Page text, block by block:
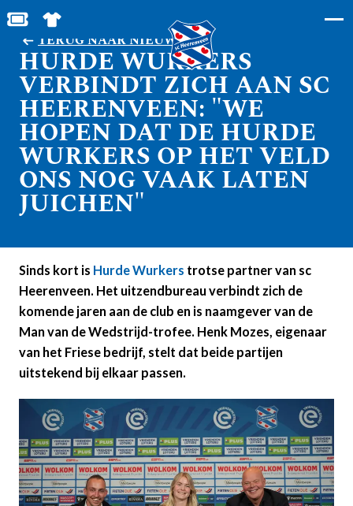
MIJN TOEGANGS- EN PARKEERKAARTEN
SHOP IN DE FEANSTORE
TERUG NAAR NIEUWS
HURDE WURKERS
VERBINDT ZICH AAN SC
HEERENVEEN: "WE
HOPEN DAT DE HURDE
WURKERS OP HET VELD
ONS NOG VAAK LATEN
JUICHEN"
Sinds kort is Hurde Wurkers trotse partner van sc
Heerenveen. Het uitzendbureau verbindt zich de
komende jaren aan de club en is naamgever van de
Man van de Wedstrijd-trofee. Henk Mozes, eigenaar
van het Friese bedrijf, stelt dat beide partijen
uitstekend bij elkaar passen.